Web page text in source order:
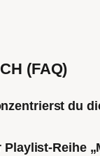
(FAQ)
du
Reihe